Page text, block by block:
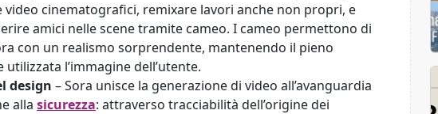
cinematografici, remixare lavori anche non propri, e
amici nelle scene tramite cameo. I cameo permettono di
con un realismo sorprendente, mantenendo il pieno
l’immagine dell’utente.
design – Sora unisce la generazione di video all’avanguardia
alla sicurezza: attraverso tracciabilità dell’origine dei